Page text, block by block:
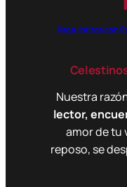
Paga libritos con
Nuestra
lector,
amor de tu
reposo, se